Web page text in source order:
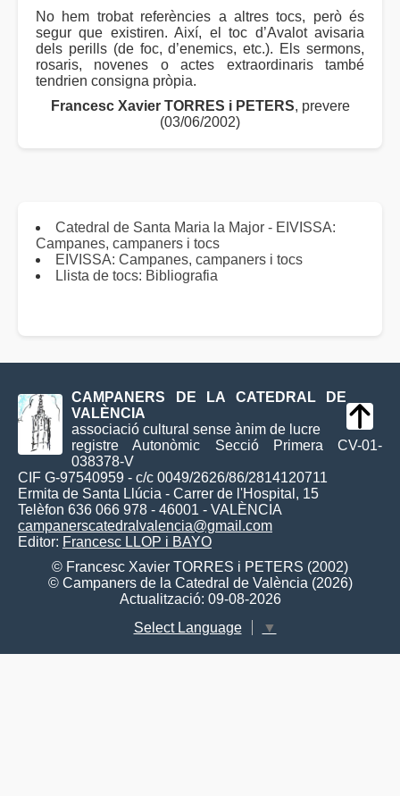
No hem trobat referències a altres tocs, però és
segur que existiren. Així, el toc d’Avalot avisaria
dels perills (de foc, d’enemics, etc.). Els sermons,
rosaris, novenes o actes extraordinaris també
tendrien consigna pròpia.
Francesc Xavier TORRES i PETERS, prevere
(03/06/2002)
Catedral de Santa Maria la Major - EIVISSA:
Campanes, campaners i tocs
EIVISSA: Campanes, campaners i tocs
Llista de tocs: Bibliografia
CAMPANERS DE LA CATEDRAL DE
VALÈNCIA
associació cultural sense ànim de lucre
registre Autonòmic Secció Primera CV-01-
038378-V
CIF G-97540959 - c/c 0049/2626/86/2814120711
Ermita de Santa Llúcia - Carrer de l'Hospital, 15
Telèfon 636 066 978 - 46001 - VALÈNCIA
campanerscatedralvalencia@gmail.com
Editor: Francesc LLOP i BAYO
© Francesc Xavier TORRES i PETERS (2002)
© Campaners de la Catedral de València (2026)
Actualització: 09-08-2026
Select Language
▼